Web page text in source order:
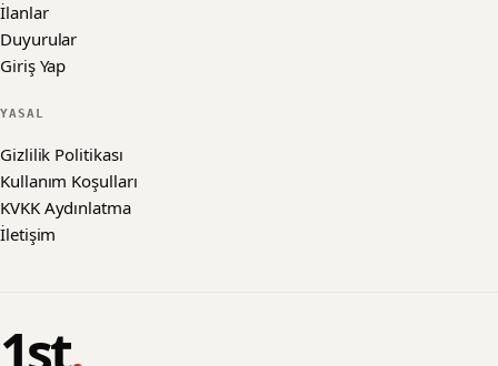
İlanlar
Duyurular
Giriş Yap
YASAL
Gizlilik Politikası
Kullanım Koşulları
KVKK Aydınlatma
İletişim